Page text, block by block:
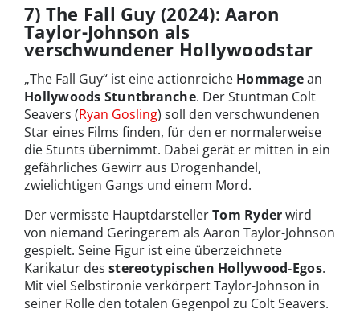
7) The Fall Guy (2024): Aaron
Taylor-Johnson als
verschwundener Hollywoodstar
„The Fall Guy“ ist eine actionreiche Hommagean
Hollywoods Stuntbranche. Der Stuntman Colt
Seavers (Ryan Gosling) soll den verschwundenen
Star eines Films finden, für den er normalerweise
die Stunts übernimmt. Dabei gerät er mitten in ein
gefährliches Gewirr aus Drogenhandel,
zwielichtigen Gangs und einem Mord.
Der vermisste HauptdarstellerTom Ryderwird
von niemand Geringerem als Aaron Taylor-Johnson
gespielt. Seine Figur ist eine überzeichnete
Karikatur des stereotypischen Hollywood-Egos.
Mit viel Selbstironie verkörpert Taylor-Johnson in
seiner Rolle den totalen Gegenpol zu Colt Seavers.